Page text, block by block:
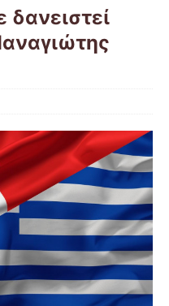
δανειστεί